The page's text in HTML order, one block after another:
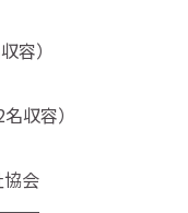
容）
収容）
会